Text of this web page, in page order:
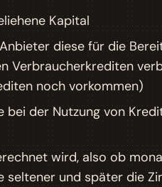
Kapital
diese für die
Verbraucherkrediten
noch vorkommen)
bei der Nutzung von
wird, also ob
und später die